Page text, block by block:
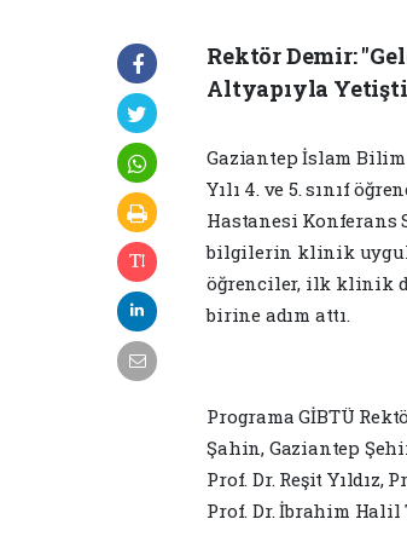
Rektör Demir:
Altyapıyla
Gaziantep İslam Bilim
Yılı 4. ve 5. sınıf
Hastanesi
bilgilerin klinik
öğrenciler, ilk klinik
birine adım attı.
Programa GİBTÜ
Şahin, Gaziantep
Prof. Dr. Reşit Yıldız,
Prof. Dr. İbrahim Halil